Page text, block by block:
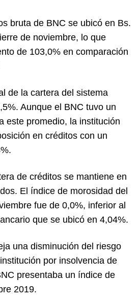
bruta de BNC se ubicó en Bs.
de noviembre, lo que
de 103,0% en comparación
de la cartera del sistema
Aunque el BNC tuvo un
este promedio, la institución
en créditos con un
de créditos se mantiene en
El índice de morosidad del
fue de 0,0%, inferior al
que se ubicó en 4,04%.
una disminución del riesgo
por insolvencia de
presentaba un índice de
2019.